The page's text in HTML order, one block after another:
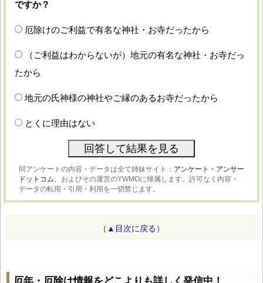
ですか？
厄除けのご利益で有名な神社・お寺だったから
（ご利益はわからないが）地元の有名な神社・お寺だっ
たから
地元の氏神様の神社やご縁のあるお寺だったから
とくに理由はない
同アンケートの内容・データは全て姉妹サイト： アンケート・アンサー
ドットコム、 およびその運営のYWMOに帰属します。許可なく内容・
データの転用・引用・利用を一切禁じます。
（▲目次に戻る）